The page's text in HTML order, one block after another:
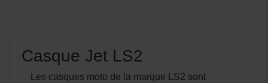
Casque Jet LS2
Les casques moto de la marque LS2 sont